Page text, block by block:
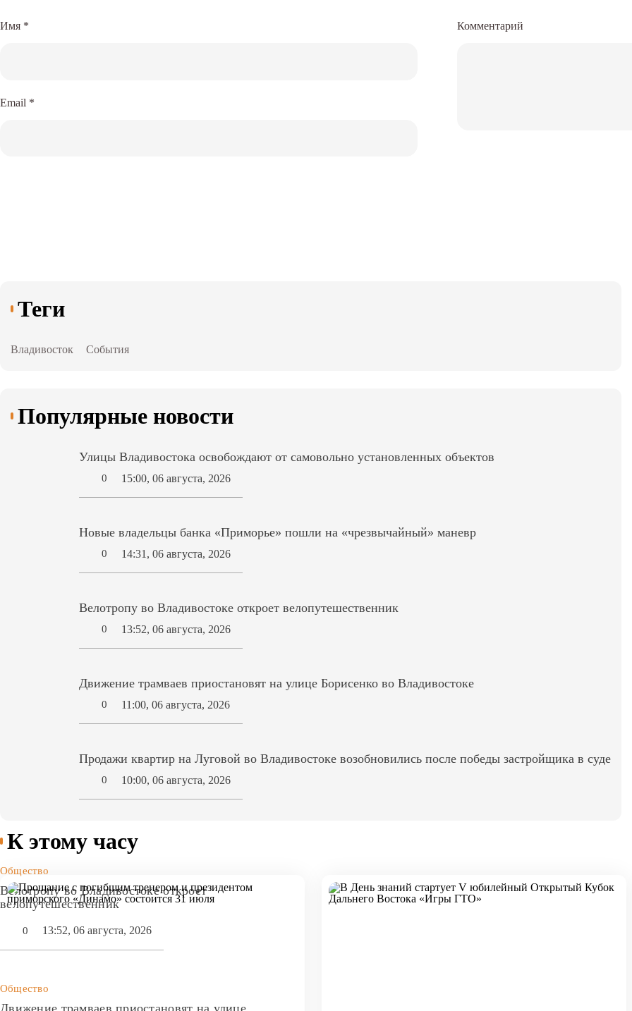
Комментарий
Имя *
Email *
Теги
Владивосток События
Популярные новости
Улицы Владивостока освобождают от самовольно установленных объектов
0 15:00, 06 августа, 2026
Новые владельцы банка «Приморье» пошли на «чрезвычайный» маневр
0 14:31, 06 августа, 2026
Велотропу во Владивостоке откроет велопутешественник
0 13:52, 06 августа, 2026
Движение трамваев приостановят на улице Борисенко во Владивостоке
0 11:00, 06 августа, 2026
Продажи квартир на Луговой во Владивостоке возобновились после победы застройщика в суде
0 10:00, 06 августа, 2026
К этому часу
Общество
Велотропу во Владивостоке откроет
велопутешественник
0 13:52, 06 августа, 2026
Общество
Движение трамваев приостановят на улице